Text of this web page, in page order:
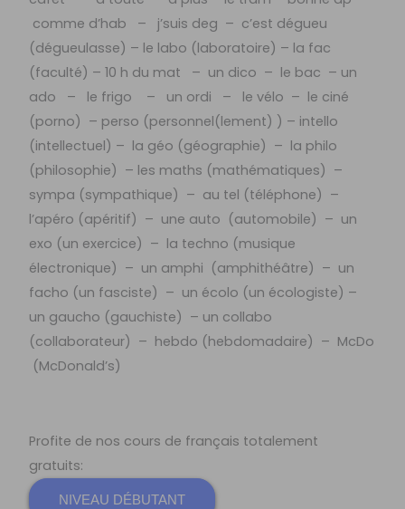
comme d’hab – j’suis deg – c’est dégueu
(dégueulasse) – le labo (laboratoire) – la fac
(faculté) – 10 h du mat – un dico – le bac – un
ado – le frigo – un ordi – le vélo – le ciné
(porno) – perso (personnel(lement) ) – intello
(intellectuel) – la géo (géographie) – la philo
(philosophie) – les maths (mathématiques) –
sympa (sympathique) – au tel (téléphone) –
l’apéro (apéritif) – une auto (automobile) – un
exo (un exercice) – la techno (musique
électronique) – un amphi (amphithéâtre) – un
facho (un fasciste) – un écolo (un écologiste) –
un gaucho (gauchiste) – un collabo
(collaborateur) – hebdo (hebdomadaire) – McDo
(McDonald’s)
Profite de nos cours de français totalement
gratuits:
NIVEAU DÉBUTANT